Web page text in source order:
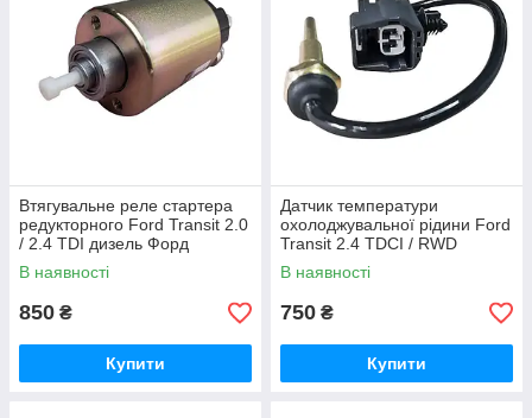
Втягувальне реле стартера
редукторного Ford Transit 2.0
/ 2.4 TDI дизель Форд
Транзит 2000-2006, (тип
Motocraft)
В наявності
850 ₴
Купити
Датчик температури
охолоджувальної рідини Ford
Transit 2.4 TDCI / RWD
дизель Форд Транзит 2000-
2013, 9C116G004ED
В наявності
750 ₴
Купити